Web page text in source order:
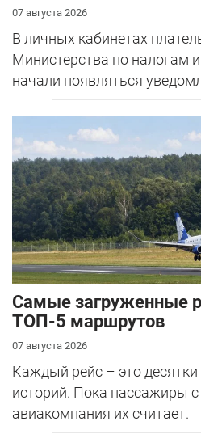
07 августа 2026
В личных кабинетах
Министерства по налогам
начали появляться
Самые загруженные
ТОП-5 маршрутов
07 августа 2026
Каждый рейс – это
историй. Пока пассажиры
авиакомпания их считает.